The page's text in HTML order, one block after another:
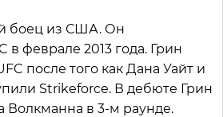
боец из США. Он
в феврале 2013 года. Грин
после того как Дана Уайт и
Strikeforce. В дебюте Грин
в 3-м раунде.